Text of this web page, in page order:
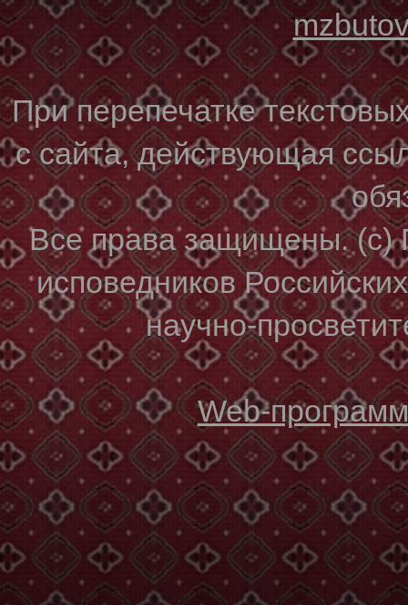
При перепечатке
с сайта, действующая
Все права защищены. (с)
исповедников
научно-
Web-